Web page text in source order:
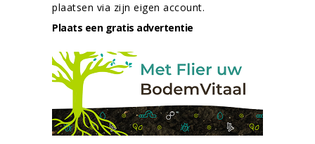
plaatsen via zijn eigen account.
Plaats een gratis advertentie